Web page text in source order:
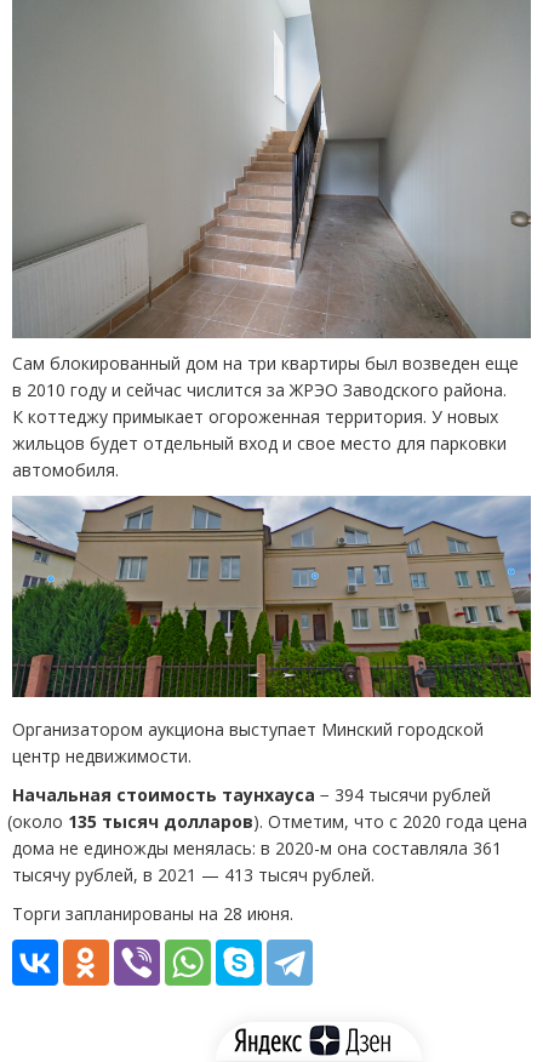
Сам блокированный дом на три квартиры был возведен еще
в 2010 году и сейчас числится за ЖРЭО Заводского района.
К коттеджу примыкает огороженная территория. У новых
жильцов будет отдельный вход и свое место для парковки
автомобиля.
Организатором аукциона выступает Минский городской
центр недвижимости.
Начальная стоимость таунхауса − 394 тысячи рублей
(около 135 тысяч долларов). Отметим, что с 2020 года цена
дома не единожды менялась: в 2020-м она составляла 361
тысячу рублей, в 2021 — 413 тысяч рублей.
Торги запланированы на 28 июня.